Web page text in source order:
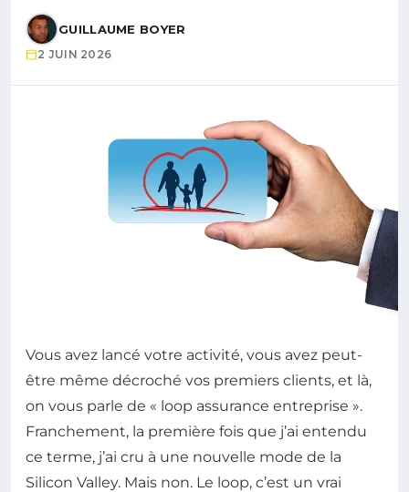
GUILLAUME BOYER
2 JUIN 2026
Vous avez lancé votre activité, vous avez peut-
être même décroché vos premiers clients, et là,
on vous parle de « loop assurance entreprise ».
Franchement, la première fois que j’ai entendu
ce terme, j’ai cru à une nouvelle mode de la
Silicon Valley. Mais non. Le loop, c’est un vrai